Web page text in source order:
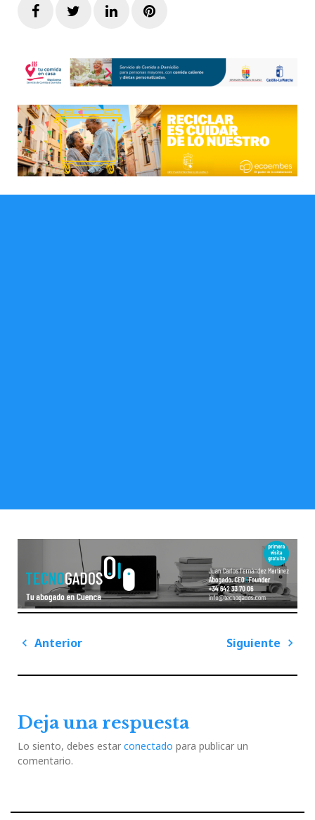
FacebookTwitterLinkedInPinterest
Navegación
entradas
Anterior
Siguiente
Deja una respuesta
Lo siento, debes estar conectado para publicar un
comentario.